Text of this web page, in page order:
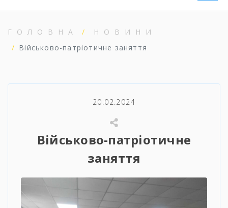
ГОЛОВНА
НОВИНИ
Військово-патріотичне заняття
20.02.2024
Військово-патріотичне
заняття